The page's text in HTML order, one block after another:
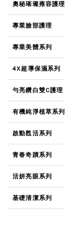
奧秘璀璨雍容護理
專業臉部護理
專業美體系列
4X超導保濕系列
勻亮鑽白雙C護理
有機純淨植萃系列
啟動甦活系列
青春奇蹟系列
活妍亮眼系列
基礎清潔系列